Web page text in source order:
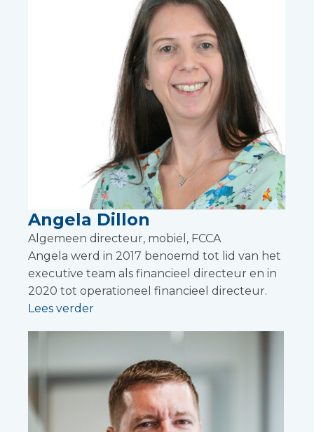
Angela Dillon
Algemeen directeur, mobiel, FCCA
Angela werd in 2017 benoemd tot lid van het
executive team als financieel directeur en in
2020 tot operationeel financieel directeur.
Lees verder